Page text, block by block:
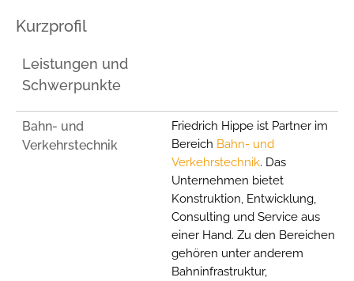
Kurzprofil
Leistungen und
Schwerpunkte
Bahn- und
Verkehrstechnik
Friedrich Hippe ist Partner im
Bereich Bahn- und
Verkehrstechnik. Das
Unternehmen bietet
Konstruktion, Entwicklung,
Consulting und Service aus
einer Hand. Zu den Bereichen
gehören unter anderem
Bahninfrastruktur,
STATISTIK
Diese Informationen helfen uns zu verstehen, wie
unsere Besucher unsere Website nutzen.
_pk_ses.1.ccca
Name:
Speichert Informationen, um Erkenntnisse darüber zu
gewinnen, wie der Nutzer die Webseite nutzt.